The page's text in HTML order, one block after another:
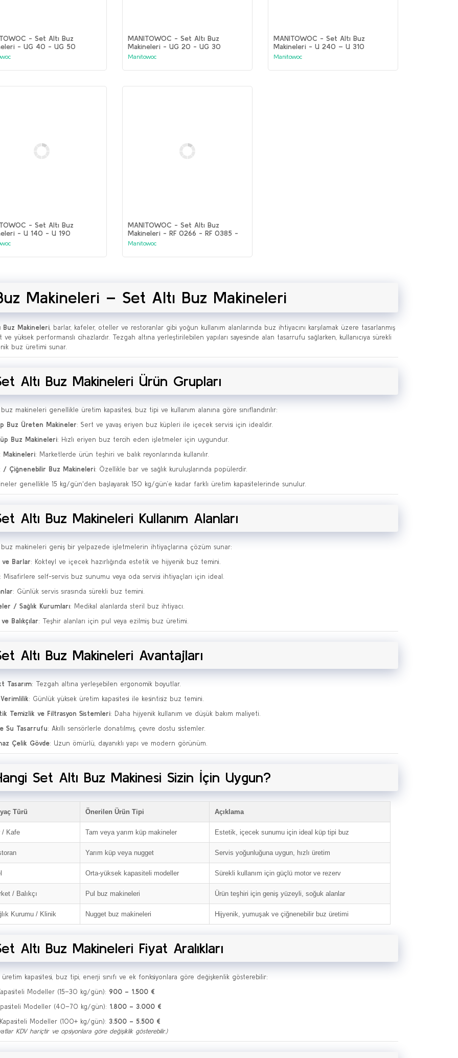
- Set Altı Buz
- UG 40 - UG 50
MANITOWOC - Set Altı Buz
Makineleri - UG 20 - UG 30
Manitowoc
MANITOWOC - Set Altı Buz
Makineleri - U 240 – U 310
Manitowoc
- Set Altı Buz
- U 140 - U 190
MANITOWOC - Set Altı Buz
Makineleri - RF 0266 - RF 0385 -
RF 0644
Manitowoc
Makineleri – Set Altı Buz Makineleri
Buz Makineleri , barlar, kafeler, oteller ve restoranlar gibi yoğun kullanım alanlarında buz ihtiyacını karşılamak üzere tasarlanmış
ve yüksek performanslı cihazlardır. Tezgah altına yerleştirilebilen yapıları sayesinde alan tasarrufu sağlarken, kullanıcıya sürekli
buz üretimi sunar.
Altı Buz Makineleri Ürün Grupları
makineleri genellikle üretim kapasitesi, buz tipi ve kullanım alanına göre sınıflandırılır:
Buz Üreten Makineler: Sert ve yavaş eriyen buz küpleri ile içecek servisi için idealdir.
Buz Makineleri: Hızlı eriyen buz tercih eden işletmeler için uygundur.
Makineleri: Marketlerde ürün teşhiri ve balık reyonlarında kullanılır.
/ Çiğnenebilir Buz Makineleri: Özellikle bar ve sağlık kuruluşlarında popülerdir.
genellikle 15 kg/gün'den başlayarak 150 kg/gün’e kadar farklı üretim kapasitelerinde sunulur.
Altı Buz Makineleri Kullanım Alanları
buz makineleri geniş bir yelpazede işletmelerin ihtiyaçlarına çözüm sunar:
Barlar: Kokteyl ve içecek hazırlığında estetik ve hijyenik buz temini.
: Misafirlere self-servis buz sunumu veya oda servisi ihtiyaçları için ideal.
: Günlük servis sırasında sürekli buz temini.
/ Sağlık Kurumları: Medikal alanlarda steril buz ihtiyacı.
Balıkçılar: Teşhir alanları için pul veya ezilmiş buz üretimi.
Altı Buz Makineleri Avantajları
Tasarım: Tezgah altına yerleşebilen ergonomik boyutlar.
: Günlük yüksek üretim kapasitesi ile kesintisiz buz temini.
Temizlik ve Filtrasyon Sistemleri: Daha hijyenik kullanım ve düşük bakım maliyeti.
Su Tasarrufu: Akıllı sensörlerle donatılmış, çevre dostu sistemler.
Çelik Gövde: Uzun ömürlü, dayanıklı yapı ve modern görünüm.
Set Altı Buz Makinesi Sizin İçin Uygun?
Türü Önerilen Ürün Tipi Açıklama
/ Kafe Tam veya yarım küp makineler Estetik, içecek sunumu için ideal küp tipi buz
Yarım küp veya nugget Servis yoğunluğuna uygun, hızlı üretim
Orta-yüksek kapasiteli modeller Sürekli kullanım için güçlü motor ve rezerv
/ Balıkçı Pul buz makineleri Ürün teşhiri için geniş yüzeyli, soğuk alanlar
Kurumu / Klinik Nugget buz makineleri Hijyenik, yumuşak ve çiğnenebilir buz üretimi
Altı Buz Makineleri Fiyat Aralıkları
üretim kapasitesi, buz tipi, enerji sınıfı ve ek fonksiyonlara göre değişkenlik gösterebilir:
Modeller (15–30 kg/gün): 900 – 1.500 €
Modeller (40–70 kg/gün): 1.800 – 3.000 €
Modeller (100+ kg/gün): 3.500 – 5.500 €
KDV hariçtir ve opsiyonlara göre değişiklik gösterebilir.)